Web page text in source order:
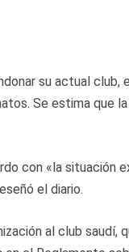
su actual club,
Se estima que
con «la situación
el diario.
al club saudí,